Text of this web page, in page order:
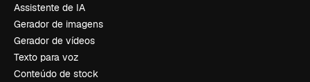
Assistente de IA
Gerador de imagens
Gerador de vídeos
Texto para voz
Conteúdo de stock